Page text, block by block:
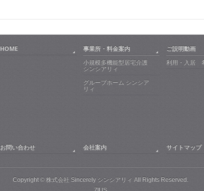
HOME
事業所・料金案内
小規模多機能型居宅介護
シンシアリィ
グループホーム シンシア
リィ
ご説明動画
利用・入居
お問い合わせ
会社案内 サイトマップ
Copyright © 株式会社 Sincerely シンシアリィ All Rights Reserved.